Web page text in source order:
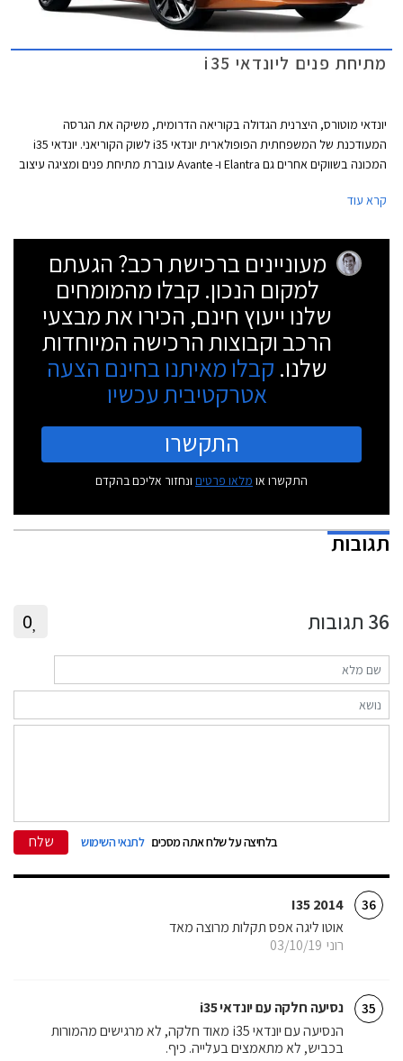
מתיחת פנים ליונדאי i35
יונדאי מוטורס, היצרנית הגדולה בקוריאה הדרומית, משיקה את הגרסה
המעודכנת של המשפחתית הפופולארית יונדאי i35 לשוק הקוריאני. יונדאי i35
המכונה בשווקים אחרים גם Elantra ו- Avante עוברת מתיחת פנים ומציגה עיצוב
ומאחור יחידות תאורה עם שילוב נורות LED ופגוש הצבוע בשחור בחלקו התחתון.
קרא עוד
מעוניינים ברכישת רכב? הגעתם
למקום הנכון. קבלו מהמומחים
שלנו ייעוץ חינם, הכירו את מבצעי
הרכב וקבוצות הרכישה המיוחדות
שלנו. קבלו מאיתנו בחינם הצעה
אטרקטיבית עכשיו
התקשרו
התקשרו או מלאו פרטים ונחזור אליכם בהקדם
תגובות
36 תגובות 0
בלחיצה על שלח אתה מסכים לתנאי השימוש שלח
36
I35 2014
רוני 03/10/19
אוטו ליגה אפס תקלות מרוצה מאד
35 נסיעה חלקה עם יונדאי i35
הנסיעה עם יונדאי i35 מאוד חלקה, לא מרגישים מהמורות
בכביש, לא מתאמצים בעלייה. כיף.